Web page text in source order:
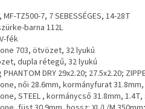
MF-TZ500-7, 7 SEBESSÉGES, 14-28T
barna 112L
fék
703, ötvözet, 32 lyukú
dupla rétegű, 32 lyukú
DRY 29x2.20; 27.5x2.20;
női 28.6mm, kormányfurat
STEEL , kormánycső 31.8mm,